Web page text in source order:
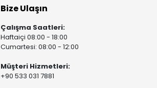
Bize Ulaşın
Çalışma Saatleri:
Haftaiçi 08:00 - 18:00
Cumartesi: 08:00 - 12:00
Müşteri Hizmetleri:
+90 533 031 7881